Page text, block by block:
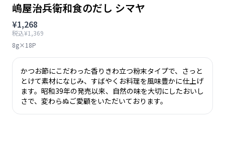
嶋屋治兵衛和食のだし シマヤ
¥1,268
税込¥1,369
8g×18P
かつお節にこだわった香りきわ立つ粉末タイプで、さっと
とけて素材になじみ、すばやくお料理を風味豊かに仕上げ
ます。昭和39年の発売以来、自然の味を大切にしたおいし
さで、変わらぬご愛顧をいただいております。